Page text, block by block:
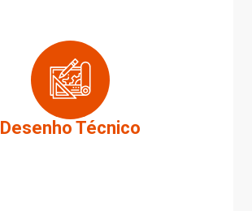
Desenho Técnico